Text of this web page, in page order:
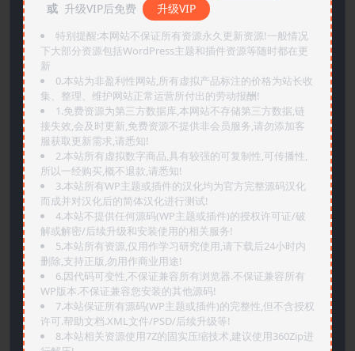
或 升级VIP后免费 升级VIP
特别提醒:本网站不保证所有资源永久更新资源!一般情况
下大部分资源包括WordPress主题和插件资源等随时都在更
新
0.本站为非盈利性网站,所有虚拟产品标注的价格为站长收
集、整理、维护网站正常运营所付出的劳动报酬!
1.免费资源为第三方数据库,本网站不存储第三方数据,链
接失效,会及时更新,免费资源不提供非会员服务,请勿添加客
服获取更新需求,请悉知!
2.本站所有虚拟数字商品,具有较强的可复制性,可传播性,
所以一经购买,概不退款,请悉知!
3.本站所有WP主题或插件的汉化均为官方完整源码汉化
而成并对汉化后的简体汉化进行测试!
4.本站不提供任何源码(WP主题或插件)的授权许可证/破
解或解密/后续升级和安装使用的相关服务!
5.本站所有资源,仅用作学习研究使用,请下载后24小时内
删除,支持正版,勿用作商业用途!
6.因代码可变性,不保证兼容所有浏览器.不保证兼容所有
WP版本.不保证兼容您安装的其他源码!
7.本站保证所有源码(WP主题或插件)的完整性,但不含授权
许可.帮助文档.XML文件/PSD/后续升级等!
8.本站相关资源使用7Z的固实压缩技术,建议使用360Zip进